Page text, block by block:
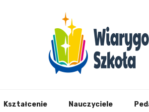
Kształcenie Nauczyciele